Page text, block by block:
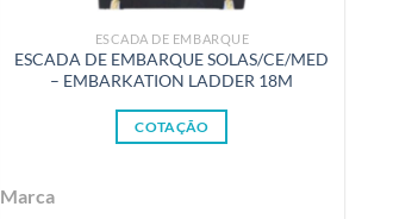
ESCADA DE EMBARQUE
ESCADA DE EMBARQUE SOLAS/CE/MED
– EMBARKATION LADDER 18M
COTAÇÃO
Marca